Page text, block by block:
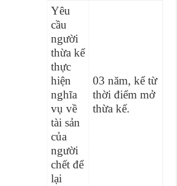
Yêu
cầu
người
thừa kế
thực
hiện
nghĩa
vụ về
tài sản
của
người
chết để
lại
03 năm, kể từ
thời điểm mở
thừa kế.